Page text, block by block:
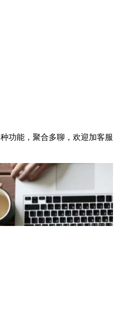
功能，聚合多聊，欢迎加客服